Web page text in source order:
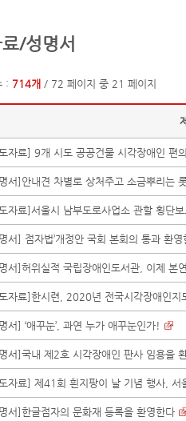
/성명서
: 714개 / 72 페이지 중 21 페이지
자료] 9개 시도 공공건물 시각장애인 편
서]안내견 차별로 상처주고 소금뿌리는
자료]서울시 남부도로사업소 관할 횡단
서] 점자법’개정안 국회 본회의 통과 환영
서]허위실적 국립장애인도서관, 이제 본
자료]한시련, 2020년 전국시각장애인지
서] ‘애꾸눈’, 과연 누가 애꾸눈인가!
서]국내 제2호 시각장애인 판사 임용을
자료] 제41회 흰지팡이 날 기념 행사, 서
서]한글점자의 문화재 등록을 환영한다